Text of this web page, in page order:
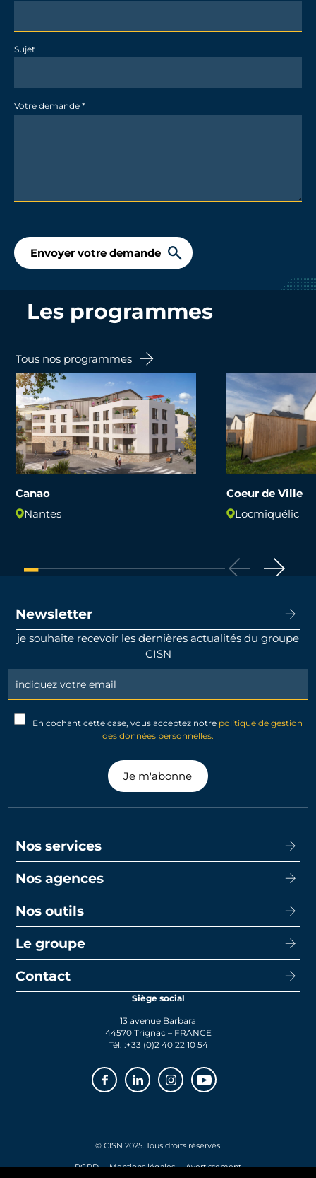
Sujet
Votre demande*
Envoyer votre demande
Les programmes
Tous nos programmes
Canao
Nantes
Coeur de Ville
Locmiquélic
Newsletter
je souhaite recevoir les dernières actualités du groupe
CISN
Newsletter
Signup
En cochant cette case, vous acceptez notre politique de gestion
des données personnelles.
Je m'abonne
Nos services
Acheter
Promotion
Transaction
Faire gérer
Nos agences
CISN Agence Immobilière Nantes Decré
CISN Agence Immobilière La Baule
Nos outils
Capacité d’emprunt
Le prêt bancaire
Le groupe
Le groupe
Contact
Siège social
13 avenue Barbara
44570 Trignac – FRANCE
Tél. :+33 (0)2 40 22 10 54
FacebookLinkedinInstagramYoutube
© CISN 2025. Tous droits réservés.
RGPD Mentions légales Avertissement